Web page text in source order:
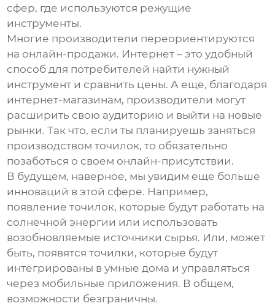
сфер, где используются режущие
инструменты.
Многие производители переориентируются
на онлайн-продажи. Интернет – это удобный
способ для потребителей найти нужный
инструмент и сравнить цены. А еще, благодаря
интернет-магазинам, производители могут
расширить свою аудиторию и выйти на новые
рынки. Так что, если ты планируешь заняться
производством точилок, то обязательно
позаботься о своем онлайн-присутствии.
В будущем, наверное, мы увидим еще больше
инноваций в этой сфере. Например,
появление точилок, которые будут работать на
солнечной энергии или использовать
возобновляемые источники сырья. Или, может
быть, появятся точилки, которые будут
интегрированы в умные дома и управляться
через мобильные приложения. В общем,
возможности безграничны.